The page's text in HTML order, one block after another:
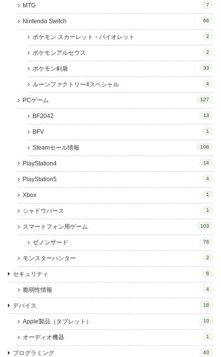
MTG 7
Nintendo Switch 66
ポケモン スカーレット・バイオレット 2
ポケモンアルセウス 2
ポケモン剣盾 33
ルーンファクトリー4スペシャル 4
PCゲーム 127
BF2042 13
BFV 1
Steamセール情報 108
PlayStation4 14
PlayStation5 4
Xbox 1
シャドウバース 1
スマートフォン用ゲーム 103
ゼノンザード 76
モンスターハンター 2
セキュリティ 6
脆弱性情報 4
デバイス 18
Apple製品（タブレット） 10
オーディオ機器 1
プログラミング 43